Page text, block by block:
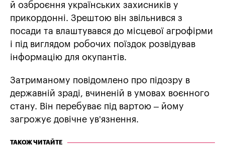
й озброєння українських захисників у
прикордонні. Зрештою він звільнився з
посади та влаштувався до місцевої агрофірми
і під виглядом робочих поїздок розвідував
інформацію для окупантів.
Затриманому повідомлено про підозру в
державній зраді, вчиненій в умовах воєнного
стану. Він перебуває під вартою – йому
загрожує довічне ув’язнення.
ТАКОЖ ЧИТАЙТЕ